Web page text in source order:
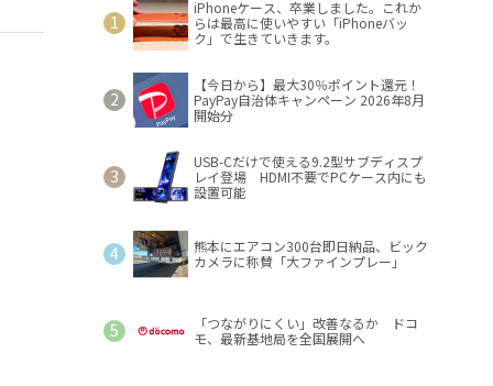
iPhoneケース、卒業しました。これか
らは最高に使いやすい「iPhoneバッ
ク」で生きていきます。
【今日から】最大30％ポイント還元！
PayPay自治体キャンペーン 2026年8月
開始分
USB-Cだけで使える9.2型サブディスプ
レイ登場 HDMI不要でPCケース内にも
設置可能
熊本にエアコン300台即日納品、ビック
カメラに称賛「大ファインプレー」
「つながりにくい」改善なるか ドコ
モ、最新基地局を全国展開へ